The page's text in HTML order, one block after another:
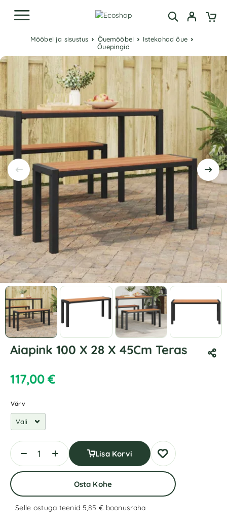
Mööbel ja sisustus Õuemööbel
Istekohad õue
Õuepingid
Aiapink 100 X 28 X 45Cm Teras
117,00€
Värv
Lisa Korvi
Osta Kohe
Selle ostuga teenid 5,85 € boonusraha